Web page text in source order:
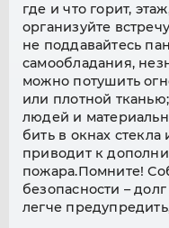
где и что горит,
организуйте
не поддавайтесь
самообладания,
можно потушить
или плотной
людей и
бить в окнах стекла
приводит к
пожара.Помните!
безопасности –
легче